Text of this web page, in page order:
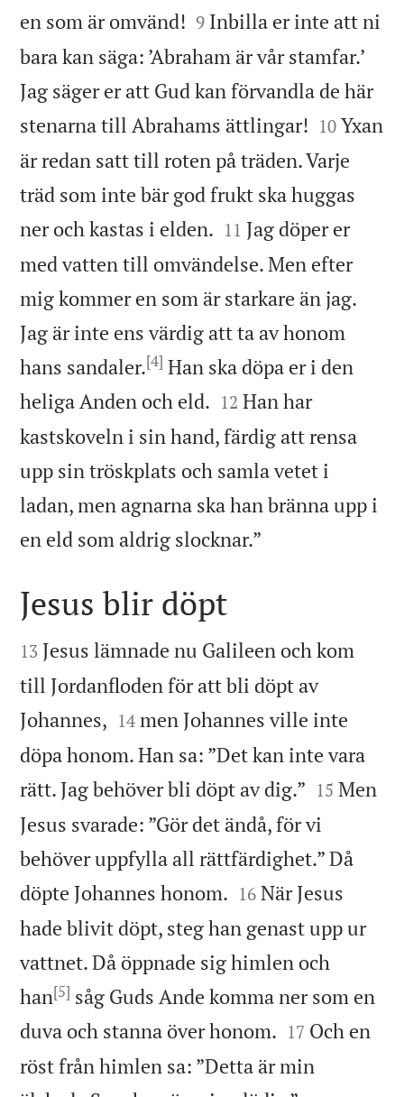
en som är omvänd! 

9 Inbilla er inte att ni
bara kan säga: ’Abraham är vår stamfar.’
Jag säger er att Gud kan förvandla de här
stenarna till Abrahams ättlingar! 

10 Yxan
är redan satt till roten på träden. Varje
träd som inte bär god frukt ska huggas
ner och kastas i elden. 

11 Jag döper er
med vatten till omvändelse. Men efter
mig kommer en som är starkare än jag.
Jag är inte ens värdig att ta av honom
hans sandaler.[4] Han ska döpa er i den
heliga Anden och eld. 

12 Han har
kastskoveln i sin hand, färdig att rensa
upp sin tröskplats och samla vetet i
ladan, men agnarna ska han bränna upp i
en eld som aldrig slocknar.”

Jesus blir döpt

13 Jesus lämnade nu Galileen och kom
till Jordanfloden för att bli döpt av
Johannes, 

14 men Johannes ville inte
döpa honom. Han sa: ”Det kan inte vara
rätt. Jag behöver bli döpt av dig.” 

15 Men
Jesus svarade: ”Gör det ändå, för vi
behöver uppfylla all rättfärdighet.” Då
döpte Johannes honom. 

16 När Jesus
hade blivit döpt, steg han genast upp ur
vattnet. Då öppnade sig himlen och
han[5] såg Guds Ande komma ner som en
duva och stanna över honom. 

17 Och en
röst från himlen sa: ”Detta är min